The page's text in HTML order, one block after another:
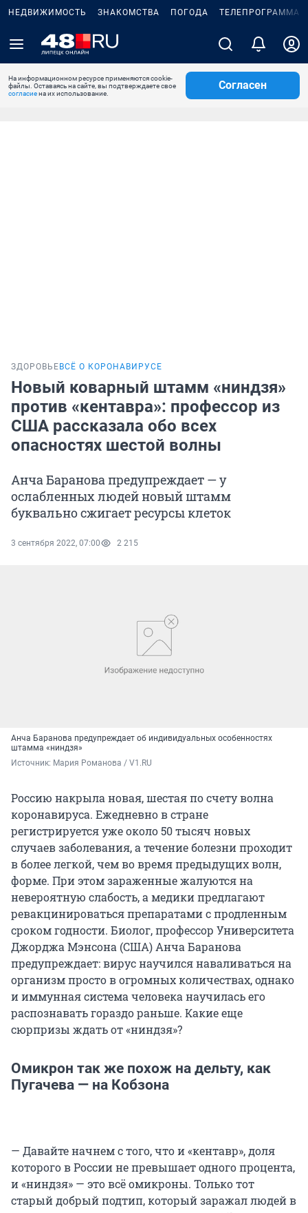
НЕДВИЖИМОСТЬ ЗНАКОМСТВА ПОГОДА ТЕЛЕПРОГРАММА
На информационном ресурсе применяются cookie-
файлы. Оставаясь на сайте, вы подтверждаете свое
согласиена их использование.
Согласен
ЗДОРОВЬЕ ВСЁ О КОРОНАВИРУСЕ
Новый коварный штамм «ниндзя»
против «кентавра»: профессор из
США рассказала обо всех
опасностях шестой волны
Анча Баранова предупреждает — у
ослабленных людей новый штамм
буквально сжигает ресурсы клеток
3 сентября 2022, 07:00 2 215
Анча Баранова предупреждает об индивидуальных особенностях
штамма «ниндзя»
Источник: Мария Романова / V1.RU
Россию накрыла новая, шестая по счету волна
коронавируса. Ежедневно в стране
регистрируется уже около 50 тысяч новых
случаев заболевания, а течение болезни проходит
в более легкой, чем во время предыдущих волн,
форме. При этом зараженные жалуются на
невероятную слабость, а медики предлагают
ревакцинироваться препаратами с продленным
сроком годности. Биолог, профессор Университета
Джорджа Мэнсона (США) Анча Баранова
предупреждает: вирус научился наваливаться на
организм просто в огромных количествах, однако
и иммунная система человека научилась его
распознавать гораздо раньше. Какие еще
сюрпризы ждать от «ниндзя»?
Омикрон так же похож на дельту, как
Пугачева — на Кобзона
— Давайте начнем с того, что и «кентавр», доля
которого в России не превышает одного процента,
и «ниндзя» — это всё омикроны. Только тот
старый добрый подтип, который заражал людей в